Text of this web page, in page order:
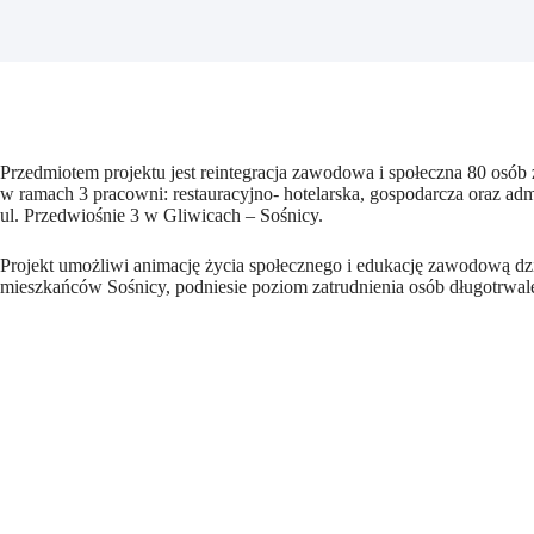
Przedmiotem projektu jest reintegracja zawodowa i społeczna 80
w ramach 3 pracowni: restauracyjno- hotelarska, gospodarcza oraz
ul. Przedwiośnie 3 w Gliwicach – Sośnicy.
Projekt umożliwi animację życia społecznego i edukację zawodową
mieszkańców Sośnicy, podniesie poziom zatrudnienia osób